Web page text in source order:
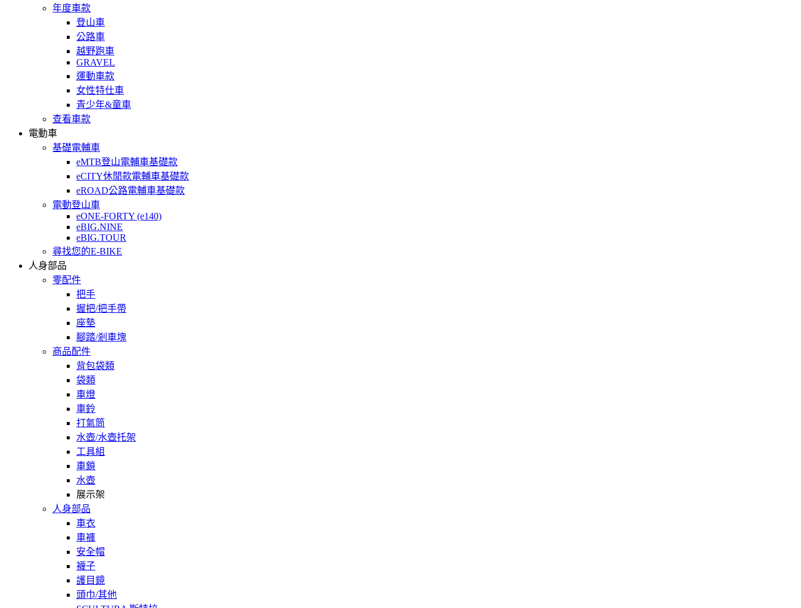
年度車款
登山車
公路車
越野跑車
GRAVEL
運動車款
女性特仕車
青少年&童車
查看車款
電動車
基礎電輔車
eMTB登山電輔車基礎款
eCITY休閒款電輔車基礎款
eROAD公路電輔車基礎款
電動登山車
eONE-FORTY (e140)
eBIG.NINE
eBIG.TOUR
尋找您的E-BIKE
人身部品
零配件
把手
握把/把手帶
座墊
腳踏/剎車塊
商品配件
背包袋類
袋類
車燈
車鈴
打氣筒
水壺/水壺托架
工具組
車鎖
水壺
展示架
人身部品
車衣
車褲
安全帽
襪子
護目鏡
頭巾/其他